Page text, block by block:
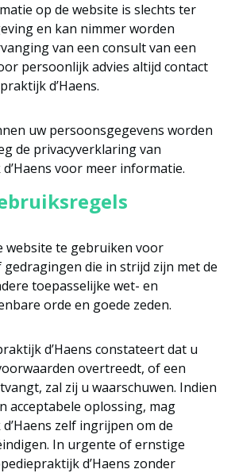
op de website is slechts ter
en kan nimmer worden
van een consult van een
persoonlijk advies altijd contact
d’Haens.
uw persoonsgegevens worden
de privacyverklaring van
voor meer informatie.
website te gebruiken voor
die in strijd zijn met de
toepasselijke wet- en
orde en goede zeden.
d’Haens constateert dat u
overtreedt, of een
zal zij u waarschuwen. Indien
acceptabele oplossing, mag
zelf ingrijpen om de
In urgente of ernstige
d’Haens zonder